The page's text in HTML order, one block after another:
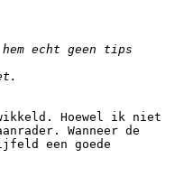
Hoewel ik niet
Wanneer de
een goede